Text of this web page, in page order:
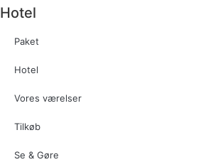
Hotel
Paket
Hotel
Vores værelser
Tilkøb
Se & Gøre